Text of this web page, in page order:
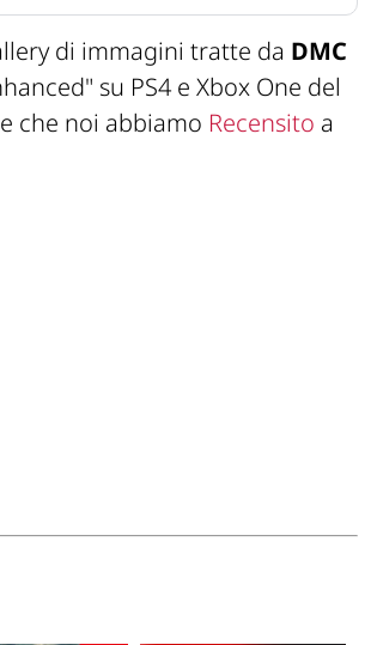
di immagini tratte da DMC
su PS4 e Xbox One del
che noi abbiamo Recensito a